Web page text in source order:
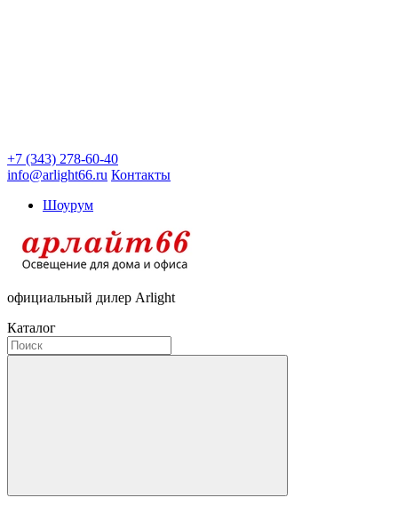
+7 (343) 278-60-40
info@arlight66.ru Контакты
Шоурум
официальный дилер Arlight
Каталог